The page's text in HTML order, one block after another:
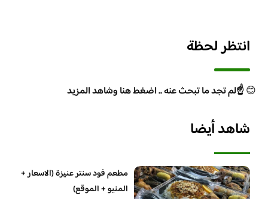
انتظر لحظة
😊☝️لم تجد ما تبحث عنه .. اضغط هنا وشاهد المزيد
شاهد أيضا
مطعم فود سنتر عنيزة (الاسعار +
المنيو + الموقع)